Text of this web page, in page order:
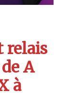
relais
A
à